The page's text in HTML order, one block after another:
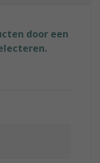
door een